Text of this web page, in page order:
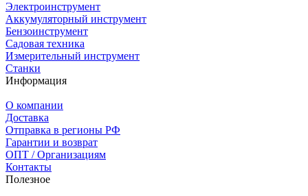
Электроинструмент
Аккумуляторный инструмент
Бензоинструмент
Садовая техника
Измерительный инструмент
Станки
Информация
О компании
Доставка
Отправка в регионы РФ
Гарантии и возврат
ОПТ / Организациям
Контакты
Полезное